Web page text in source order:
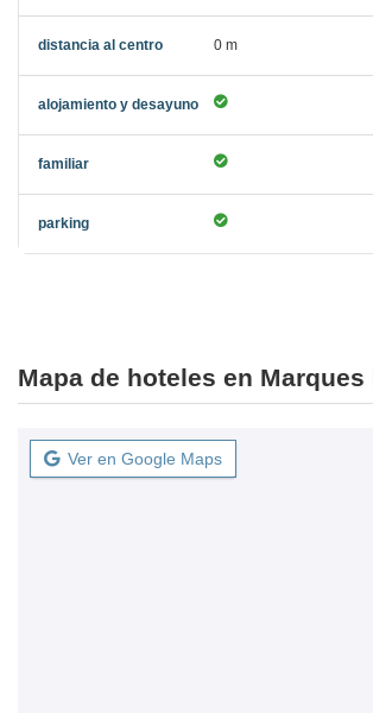
0 m
Mapa de hoteles en Marques
Ver en Google Maps